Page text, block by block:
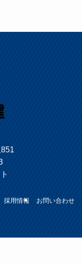
851
採用情報 お問い合わせ